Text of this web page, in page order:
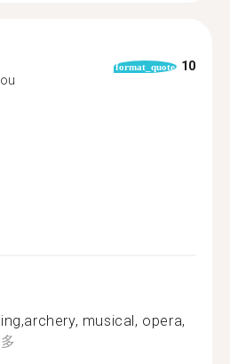
format_quote 10
musical, opera,